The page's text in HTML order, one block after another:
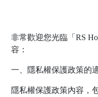
非常歡迎您光臨「RS
容：
一、隱私權保護政策的
隱私權保護政策內容，